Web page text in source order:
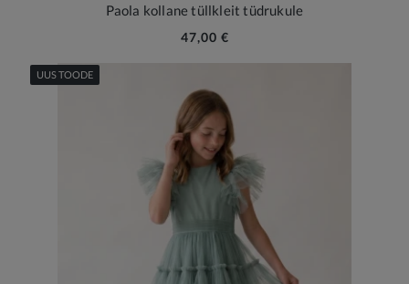
Paola kollane tüllkleit tüdrukule
47,00 €
UUS TOODE